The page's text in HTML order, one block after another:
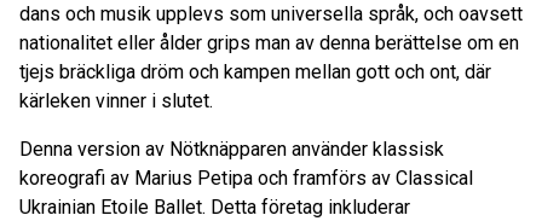
dans och musik upplevs som universella språk, och oavsett
nationalitet eller ålder grips man av denna berättelse om en
tjejs bräckliga dröm och kampen mellan gott och ont, där
kärleken vinner i slutet.
Denna version av Nötknäpparen använder klassisk
koreografi av Marius Petipa och framförs av Classical
Ukrainian Etoile Ballet. Detta företag inkluderar